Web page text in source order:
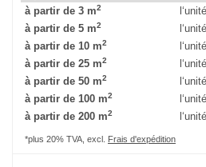
à partir de 3 m2
à partir de 5 m2
à partir de 10 m2
à partir de 25 m2
à partir de 50 m2
à partir de 100 m2 l‘unité
à partir de 200 m2 l‘unité
*plus 20% TVA, excl. Frais d'expédition